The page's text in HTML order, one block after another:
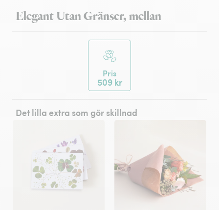
Elegant Utan Gränser, mellan
Pris
509 kr
Det lilla extra som gör skillnad